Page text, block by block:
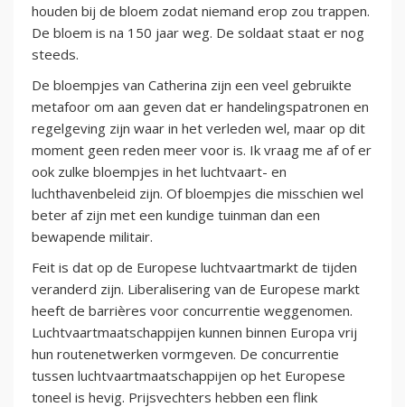
houden bij de bloem zodat niemand erop zou trappen.
De bloem is na 150 jaar weg. De soldaat staat er nog
steeds.
De bloempjes van Catherina zijn een veel gebruikte
metafoor om aan geven dat er handelingspatronen en
regelgeving zijn waar in het verleden wel, maar op dit
moment geen reden meer voor is. Ik vraag me af of er
ook zulke bloempjes in het luchtvaart- en
luchthavenbeleid zijn. Of bloempjes die misschien wel
beter af zijn met een kundige tuinman dan een
bewapende militair.
Feit is dat op de Europese luchtvaartmarkt de tijden
veranderd zijn. Liberalisering van de Europese markt
heeft de barrières voor concurrentie weggenomen.
Luchtvaartmaatschappijen kunnen binnen Europa vrij
hun routenetwerken vormgeven. De concurrentie
tussen luchtvaartmaatschappijen op het Europese
toneel is hevig. Prijsvechters hebben een flink